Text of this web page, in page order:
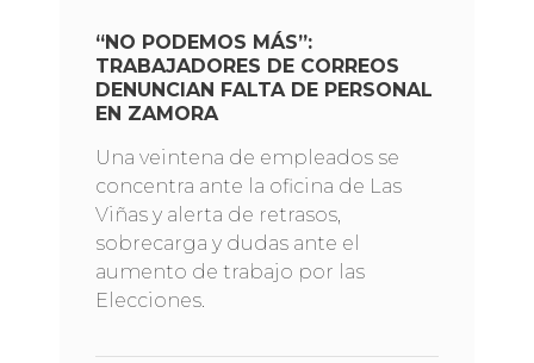
“NO PODEMOS MÁS”:
TRABAJADORES DE CORREOS
DENUNCIAN FALTA DE PERSONAL
EN ZAMORA
Una veintena de empleados se
concentra ante la oficina de Las
Viñas y alerta de retrasos,
sobrecarga y dudas ante el
aumento de trabajo por las
Elecciones.